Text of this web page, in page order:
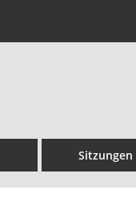
Sitzungen